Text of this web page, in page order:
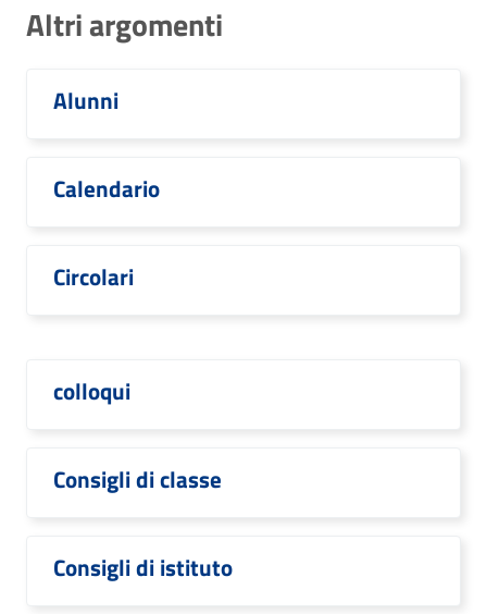
Altri argomenti
Alunni
Calendario
Circolari
colloqui
Consigli di classe
Consigli di istituto